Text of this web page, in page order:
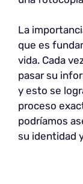
La
que es
vida. Cada
pasar su
y esto se
proceso
podríamos
su identidad